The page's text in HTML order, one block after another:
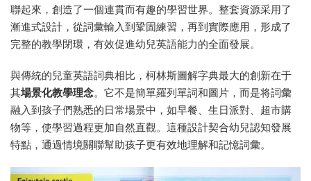
聯起來，創造了一個連貫而有趣的學習世界。整套資源采用了
漸進式設計，從詞彙輸入到鞏固練習，再到實際應用，形成了
完整的教學閉環，有效促進幼兒英語能力的全面發展。
與傳統的兒童英語詞典相比，柯林斯圖解字典最大的創新在于
其場景化教學理念。它不是簡單羅列單詞和圖片，而是将詞彙
融入到孩子們熟悉的日常場景中，如早餐、生日派對、超市購
物等，使學習過程更加自然直觀。這種設計契合幼兒認知發展
特點，通過情境關聯幫助孩子更有效地理解和記憶詞彙。